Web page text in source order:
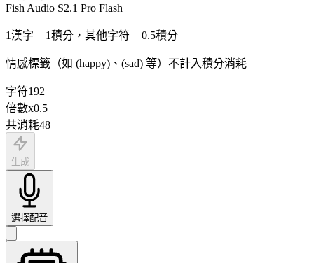
Fish Audio S2.1 Pro Flash
1漢字 = 1積分，其他字符 = 0.5積分
情感標籤（如 (happy)、(sad) 等）不計入積分消耗
字符192
倍數x0.5
共消耗48
生成
選擇配音